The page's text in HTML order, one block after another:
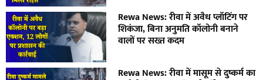
Rewa News: रीवा में अवैध प्लॉटिंग पर
शिकंजा, बिना अनुमति कॉलोनी बनाने
वालों पर सख्त कदम
Rewa News: रीवा में मासूम से दुष्कर्म का